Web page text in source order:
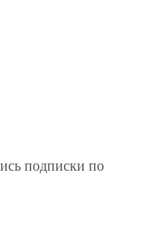
подписки по